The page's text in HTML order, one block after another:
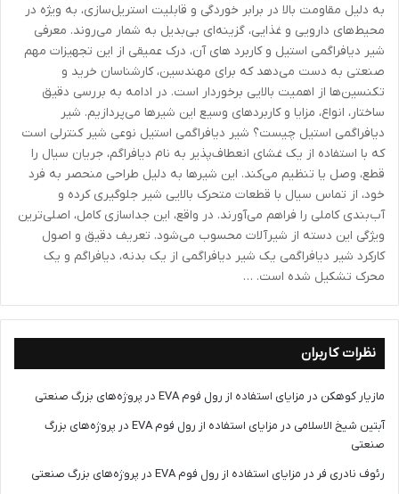
به دلیل مقاومت بالا در برابر خوردگی و قابلیت استریل‌سازی، به ویژه در
محیط‌های دارویی و غذایی، گزینه‌ای بی‌بدیل به شمار می‌روند. معرفی
شیر دیافراگمی استیل و کاربرد های آن، درک عمیقی از این تجهیزات مهم
صنعتی به دست می‌دهد که برای مهندسین، کارشناسان خرید و
تکنسین‌ها از اهمیت بالایی برخوردار است. در ادامه به بررسی دقیق
ساختار، انواع، مزایا و کاربردهای وسیع این شیرها می‌پردازیم. شیر
دیافراگمی استیل چیست؟ شیر دیافراگمی استیل نوعی شیر کنترلی است
که با استفاده از یک غشای انعطاف‌پذیر به نام دیافراگم، جریان سیال را
قطع، وصل یا تنظیم می‌کند. این شیرها به دلیل طراحی منحصر به فرد
خود، از تماس سیال با قطعات متحرک بالایی شیر جلوگیری کرده و
آب‌بندی کاملی را فراهم می‌آورند. در واقع، این جداسازی کامل، اصلی‌ترین
ویژگی این دسته از شیرآلات محسوب می‌شود. تعریف دقیق و اصول
کارکرد شیر دیافراگمی یک شیر دیافراگمی از یک بدنه، دیافراگم و یک
محرک تشکیل شده است. …
نظرات کاربران
مازیار کوهکن در مزایای استفاده از رول فوم EVA در پروژه‌های بزرگ صنعتی
آبتین شیخ الاسلامی در
مزایای استفاده از رول فوم EVA در پروژه‌های بزرگ
صنعتی
رئوف نادری فر در مزایای استفاده از رول فوم EVA در پروژه‌های بزرگ صنعتی